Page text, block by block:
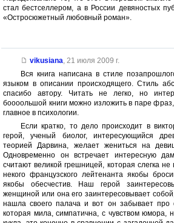
стал бестселлером, а в России девяностых
«Остросюжетный любовный роман».
vikusiana, 21 июля 2009 г.
Вся книга написана в стиле
языком в описании происходящего. Стиль
спасибо автору. Читать не легко, но
боооольшой книги можно изложить в паре
главное в психологии.
Если кратко, то дело происходит в
герой, ученый биолог, интересующийся
теорией Дарвина, желает жениться на
Одновременно он встречает интересную
считают великой грешницей, которая слегка
некого французского лейтенанта якобы
якобы обесчестив. Наш герой
женщиной или она его заинтересовывает
нашла своего палача и вот он забывает про
которая мила, симпатична, с чувством юмора,